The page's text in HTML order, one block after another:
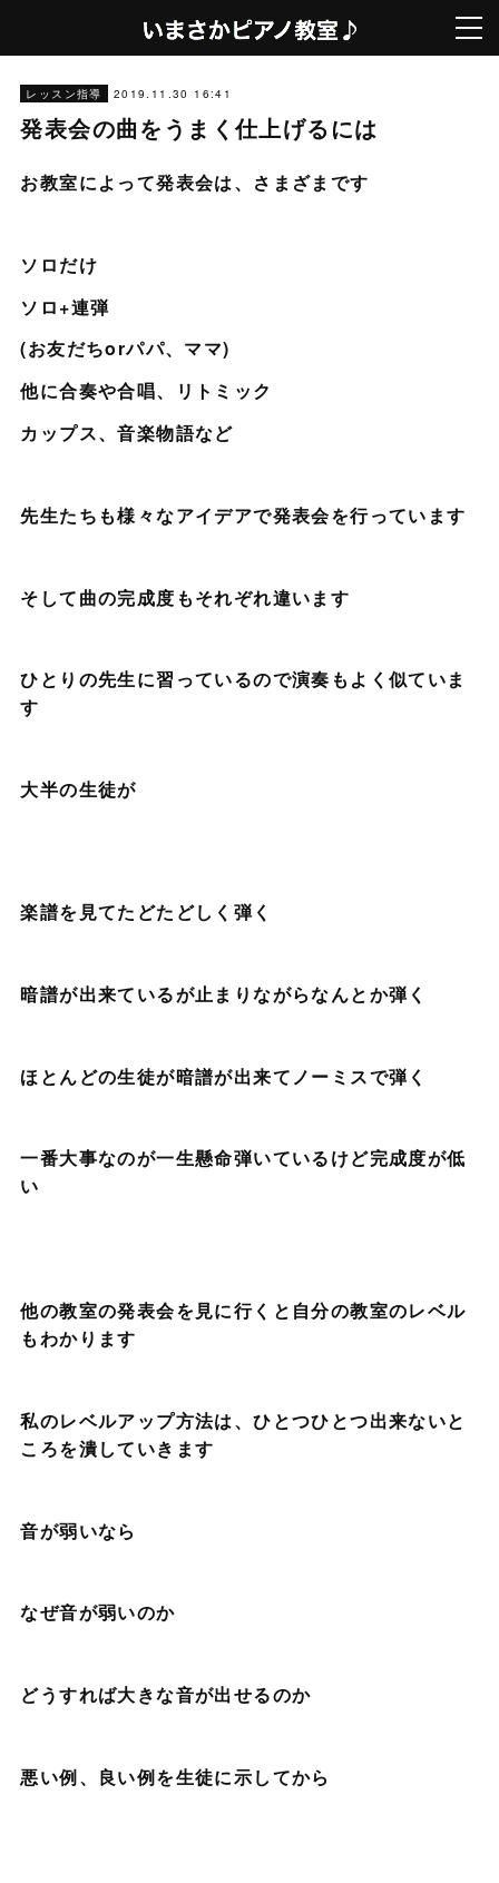
レッスン指導 2019.11.30 16:41
発表会の曲をうまく仕上げるには
お教室によって発表会は、さまざまです
ソロだけ
ソロ+連弾
(お友だちorパパ、ママ)
他に合奏や合唱、リトミック
カップス、音楽物語など
先生たちも様々なアイデアで発表会を行っています
そして曲の完成度もそれぞれ違います
ひとりの先生に習っているので演奏もよく似ていま
す
大半の生徒が
楽譜を見てたどたどしく弾く
暗譜が出来ているが止まりながらなんとか弾く
ほとんどの生徒が暗譜が出来てノーミスで弾く
一番大事なのが一生懸命弾いているけど完成度が低
い
他の教室の発表会を見に行くと自分の教室のレベル
もわかります
私のレベルアップ方法は、ひとつひとつ出来ないと
ころを潰していきます
音が弱いなら
なぜ音が弱いのか
どうすれば大きな音が出せるのか
悪い例、良い例を生徒に示してから